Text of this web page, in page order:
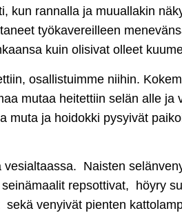
kun rannalla ja muuallakin
työkavereilleen
kuin olisivat olleet
osallistuimme niihin.
mutaa heitettiin selän alle ja
muta ja hoidokki pysyivät
vesialtaassa. Naisten
repsottivat, höyry
venyivät pienten